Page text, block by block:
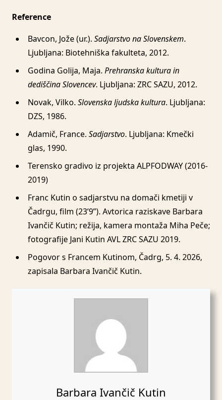
Reference
Bavcon, Jože (ur.). Sadjarstvo na Slovenskem.
Ljubljana: Biotehniška fakulteta, 2012.
Godina Golija, Maja. Prehranska kultura in
dediščina Slovencev. Ljubljana: ZRC SAZU, 2012.
Novak, Vilko. Slovenska ljudska kultura. Ljubljana:
DZS, 1986.
Adamič, France. Sadjarstvo. Ljubljana: Kmečki
glas, 1990.
Terensko gradivo iz projekta ALPFODWAY (2016-
2019)
Franc Kutin o sadjarstvu na domači kmetiji v
Čadrgu, film (23’9”). Avtorica raziskave Barbara
Ivančič Kutin; režija, kamera montaža Miha Peče;
fotografije Jani Kutin AVL ZRC SAZU 2019.
Pogovor s Francem Kutinom, Čadrg, 5. 4. 2026,
zapisala Barbara Ivančič Kutin.
Barbara Ivančič Kutin